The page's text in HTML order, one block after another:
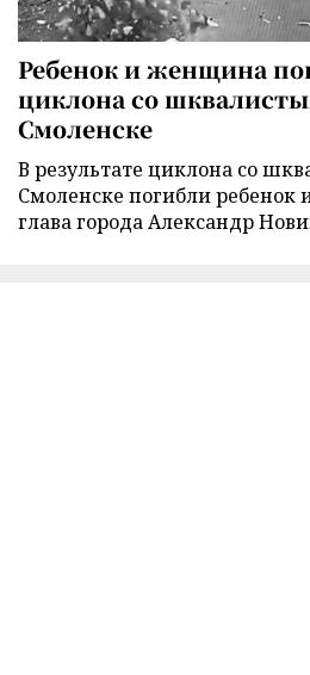
Ребенок и женщина
циклона со
Смоленске
В результате циклона со
Смоленске погибли
глава города Александр